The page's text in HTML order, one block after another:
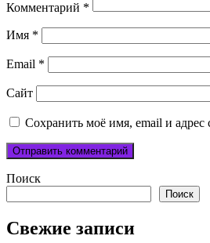
Комментарий *
Имя *
Email *
Сайт
Сохранить моё имя, email и адрес
Поиск
Поиск
Свежие записи